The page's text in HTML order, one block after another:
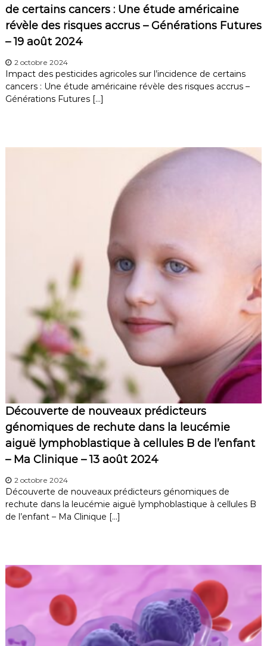
de certains cancers : Une étude américaine
révèle des risques accrus – Générations Futures
– 19 août 2024
2 octobre 2024
Impact des pesticides agricoles sur l’incidence de certains
cancers : Une étude américaine révèle des risques accrus –
Générations Futures […]
Découverte de nouveaux prédicteurs
génomiques de rechute dans la leucémie
aiguë lymphoblastique à cellules B de l’enfant
– Ma Clinique – 13 août 2024
2 octobre 2024
Découverte de nouveaux prédicteurs génomiques de
rechute dans la leucémie aiguë lymphoblastique à cellules B
de l’enfant – Ma Clinique […]